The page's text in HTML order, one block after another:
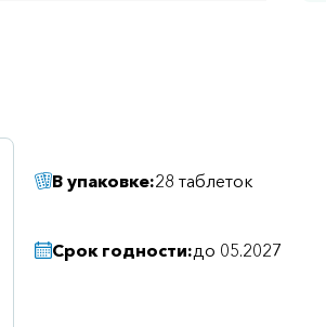
В упаковке:28 таблеток
Срок годности:до 05.2027